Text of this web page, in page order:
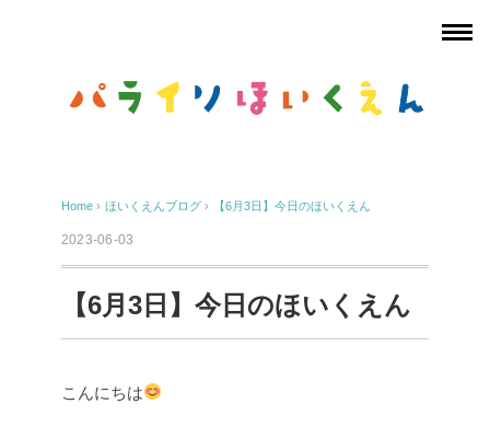
Home › ほいくえんブログ › 【6月3日】今日のほいくえん
2023-06-03
【6月3日】今日のほいくえん
こんにちは